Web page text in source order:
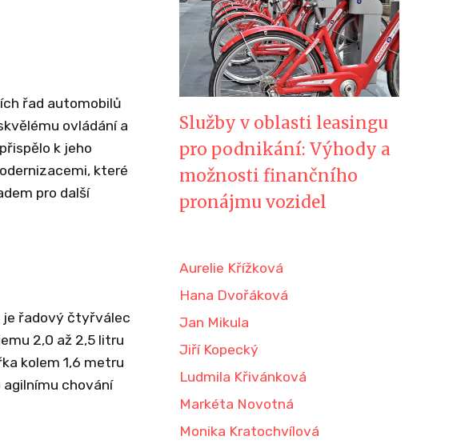
řad automobilů
ovládání a
k jeho
které
pro další
je řadový čtyřválec
2,0 až 2,5 litru
kolem 1,6 metru
agilnímu chování
Služby v oblasti leasingu
pro podnikání: Výhody a
možnosti finančního
pronájmu vozidel
Aurelie Křížková
Hana Dvořáková
Jan Mikula
Jiří Kopecký
Ludmila Křivánková
Markéta Novotná
Monika Kratochvílová